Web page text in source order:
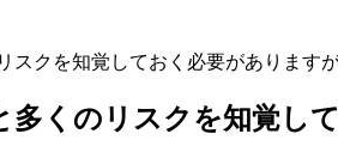
スクを知覚しておく必要があります
くのリスクを知覚し